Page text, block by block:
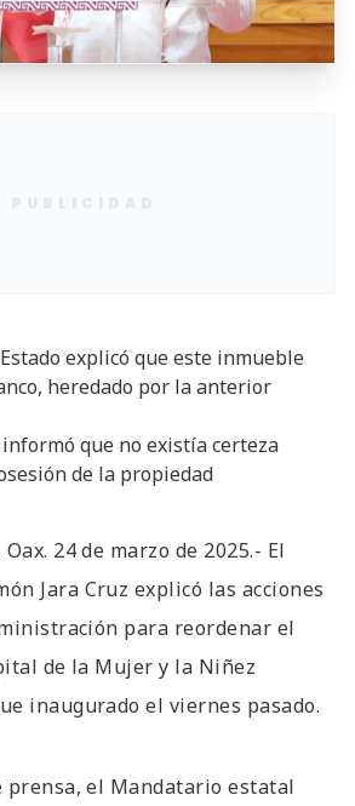
explicó que este inmueble
heredado por la anterior
que no existía certeza
de la propiedad
24 de marzo de 2025.- El
Jara Cruz explicó las acciones
para reordenar el
de la Mujer y la Niñez
inaugurado el viernes pasado.
prensa, el Mandatario estatal